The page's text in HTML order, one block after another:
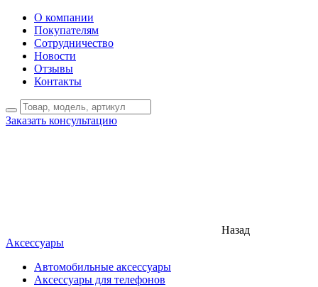
О компании
Покупателям
Сотрудничество
Новости
Отзывы
Контакты
Заказать консультацию
Назад
Аксессуары
Автомобильные аксессуары
Аксессуары для телефонов